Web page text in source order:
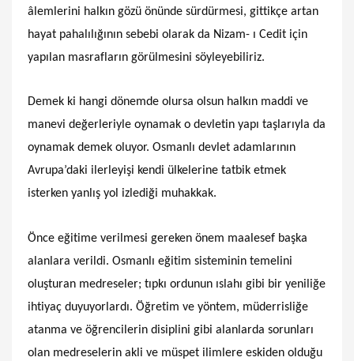
âlemlerini halkın gözü önünde sürdürmesi, gittikçe artan
hayat pahalılığının sebebi olarak da Nizam- ı Cedit için
yapılan masrafların görülmesini söyleyebiliriz.
Demek ki hangi dönemde olursa olsun halkın maddi ve
manevi değerleriyle oynamak o devletin yapı taşlarıyla da
oynamak demek oluyor. Osmanlı devlet adamlarının
Avrupa’daki ilerleyişi kendi ülkelerine tatbik etmek
isterken yanlış yol izlediği muhakkak.
Önce eğitime verilmesi gereken önem maalesef başka
alanlara verildi. Osmanlı eğitim sisteminin temelini
oluşturan medreseler; tıpkı ordunun ıslahı gibi bir yeniliğe
ihtiyaç duyuyorlardı. Öğretim ve yöntem, müderrisliğe
atanma ve öğrencilerin disiplini gibi alanlarda sorunları
olan medreselerin akli ve müspet ilimlere eskiden olduğu